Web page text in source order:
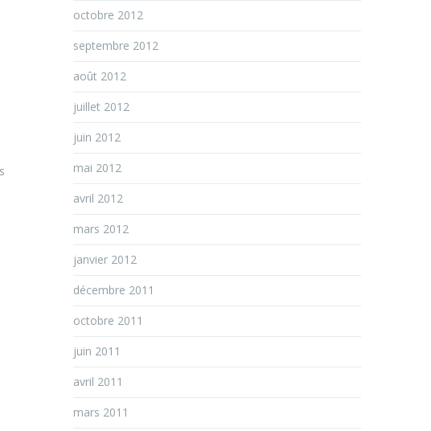
octobre 2012
septembre 2012
août 2012
juillet 2012
juin 2012
mai 2012
avril 2012
mars 2012
janvier 2012
décembre 2011
octobre 2011
juin 2011
avril 2011
mars 2011